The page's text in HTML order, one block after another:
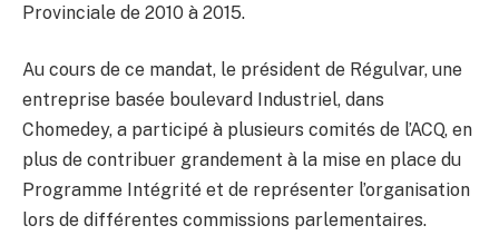
Provinciale de 2010 à 2015.
Au cours de ce mandat, le président de Régulvar, une
entreprise basée boulevard Industriel, dans
Chomedey, a participé à plusieurs comités de l’ACQ, en
plus de contribuer grandement à la mise en place du
Programme Intégrité et de représenter l’organisation
lors de différentes commissions parlementaires.